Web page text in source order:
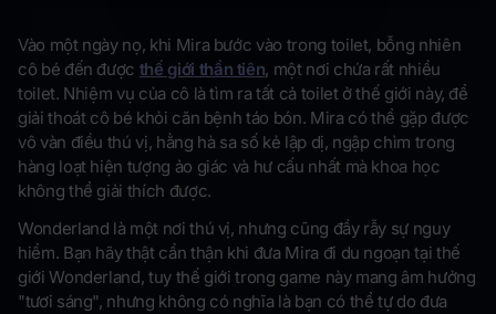
Vào một ngày nọ, khi Mira bước vào trong toilet, bỗng nhiên
cô bé đến được thế giới thần tiên, một nơi chứa rất nhiều
toilet. Nhiệm vụ của cô là tìm ra tất cả toilet ở thế giới này, để
giải thoát cô bé khỏi căn bệnh táo bón. Mira có thể gặp được
vô vàn điều thú vị, hằng hà sa số kẻ lập dị, ngập chìm trong
hàng loạt hiện tượng ảo giác và hư cấu nhất mà khoa học
không thể giải thích được.
Wonderland là một nơi thú vị, nhưng cũng đầy rẫy sự nguy
hiểm. Bạn hãy thật cẩn thận khi đưa Mira đi du ngoạn tại thế
giới Wonderland, tuy thế giới trong game này mang âm hưởng
"tươi sáng", nhưng không có nghĩa là bạn có thể tự do đưa